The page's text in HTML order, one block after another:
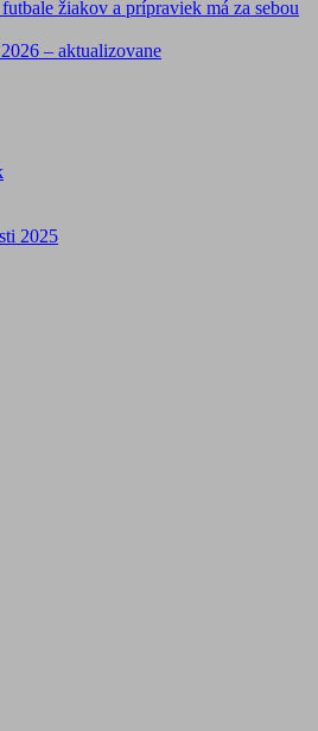
žiakov a prípraviek má za sebou
– aktualizovane
2025